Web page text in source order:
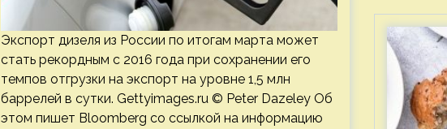
Экспорт дизеля из России по итогам марта может
стать рекордным с 2016 года при сохранении его
темпов отгрузки на экспорт на уровне 1,5 млн
баррелей в сутки. Gettyimages.ru © Peter Dazeley Об
этом пишет Bloomberg со ссылкой на информацию